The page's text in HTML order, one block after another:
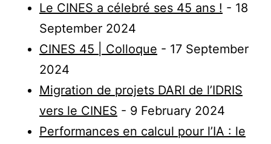
Le CINES a célebré ses 45 ans ! - 18
September 2024
CINES 45 | Colloque - 17 September
2024
Migration de projets DARI de l’IDRIS
vers le CINES - 9 February 2024
Performances en calcul pour l’IA : le